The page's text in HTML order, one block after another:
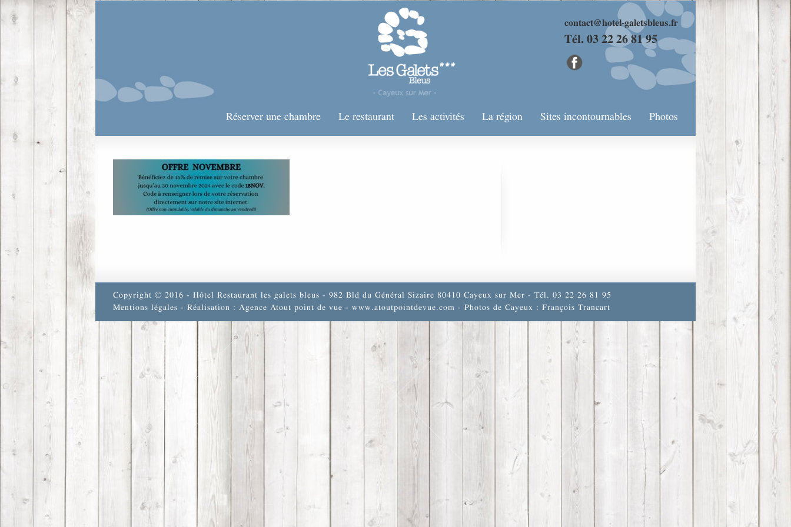
contact@hotel-galetsbleus.fr
Tél. 03 22 26 81 95
Réserver une chambre Le restaurant Les activités La région Sites incontournables Photos
Copyright © 2016 - Hôtel Restaurant les galets bleus - 982 Bld du Général Sizaire 80410 Cayeux sur Mer - Tél. 03 22 26 81 95
Mentions légales - Réalisation : Agence Atout point de vue - www.atoutpointdevue.com - Photos de Cayeux : François Trancart